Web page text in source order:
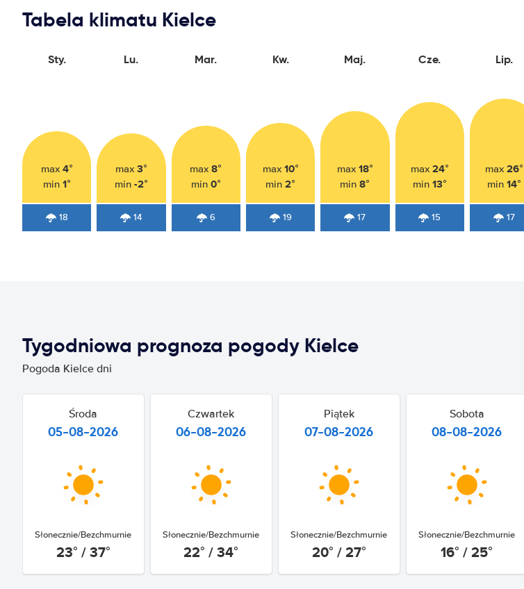
Tabela klimatu Kielce
Sty.
max 4°
min 1°
18
Lu.
max 3°
min -2°
14
Mar.
max8°
min 0°
6
Kw.
max 10°
min2°
19
Maj.
max 18°
min8°
17
Cze.
max 24°
min 13°
15
Lip.
max26°
min14°
17
Tygodniowa prognoza pogody Kielce
Pogoda Kielce dni
Środa
05-08-2026
Słonecznie/Bezchmurnie
23° / 37°
Czwartek
06-08-2026
Słonecznie/Bezchmurnie
22° / 34°
Piątek
07-08-2026
Słonecznie/Bezchmurnie
20° / 27°
Sobota
08-08-2026
Słonecznie/Bezchmurnie
16° / 25°